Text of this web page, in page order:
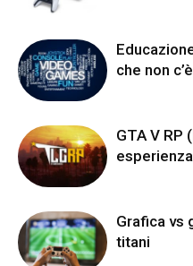
che non c’è
GTA V RP
Grafica vs
titani